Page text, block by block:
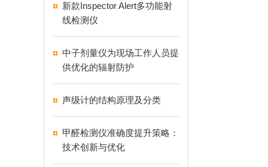
新款Inspector Alert多功能射
线检测仪
中子剂量仪为现场工作人员提
供优化的辐射防护
声级计的结构原理及分类
甲醛检测仪准确度提升策略：
技术创新与优化